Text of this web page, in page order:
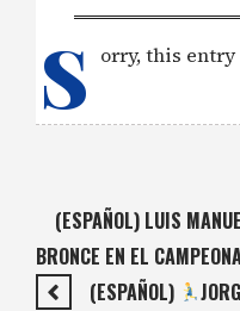
S orry, this
(ESPAÑOL) LUIS
BRONCE EN EL
(ESPAÑOL)